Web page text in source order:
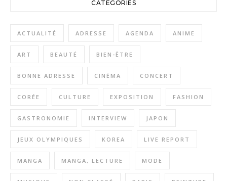
CATÉGORIES
ACTUALITÉ ADRESSE AGENDA ANIME
ART BEAUTÉ BIEN-ÊTRE
BONNE ADRESSE CINÉMA CONCERT
CORÉE CULTURE EXPOSITION FASHION
GASTRONOMIE INTERVIEW JAPON
JEUX OLYMPIQUES KOREA LIVE REPORT
MANGA MANGA, LECTURE MODE